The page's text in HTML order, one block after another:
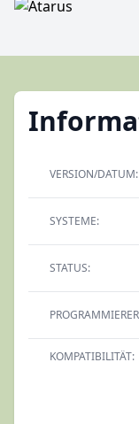
VERSION/DATUM:
SYSTEME:
STATUS:
KOMPATIBILITÄT: